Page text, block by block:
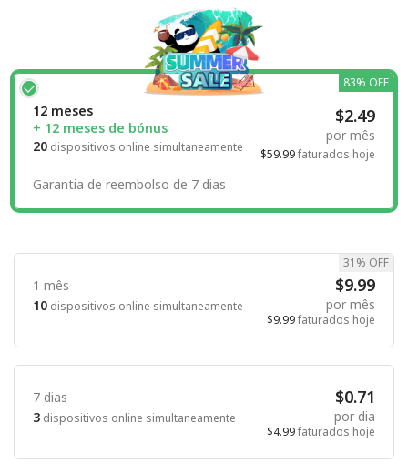
12 meses
+ 12 meses de bónus
20 dispositivos online simultaneamente
$2.49
por mês
$59.99faturados hoje
83% OFF
Garantia de reembolso de 7 dias
1 mês
10 dispositivos online simultaneamente
$9.99
por mês
$9.99faturados hoje
31% OFF
7 dias
3 dispositivos online simultaneamente
$0.71
por dia
$4.99faturados hoje